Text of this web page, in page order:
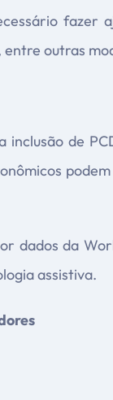
fazer
outras
inclusão de
dados da
assistiva.